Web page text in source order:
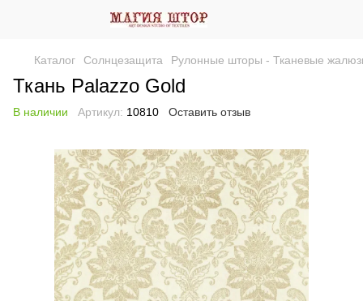
Каталог Солнцезащита Рулонные шторы - Тканевые
Ткань Palazzo Gold
В наличии Артикул: 10810 Оставить отзыв